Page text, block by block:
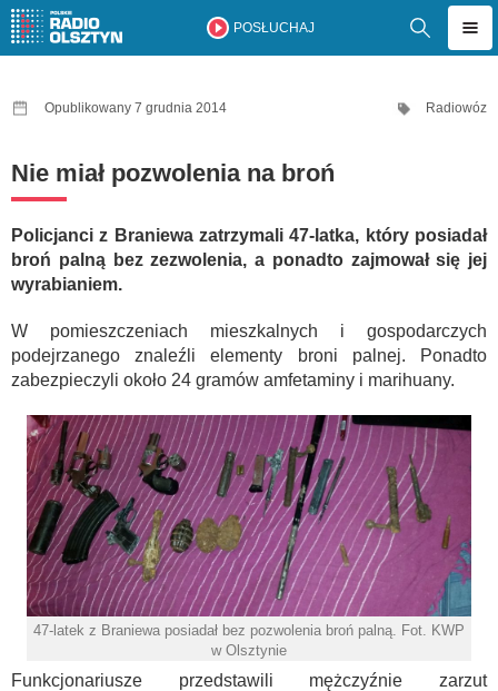
POSŁUCHAJ
Opublikowany 7 grudnia 2014 Radiowóz
Nie miał pozwolenia na broń
Policjanci z Braniewa zatrzymali 47-latka, który posiadał
broń palną bez zezwolenia, a ponadto zajmował się jej
wyrabianiem.
W pomieszczeniach mieszkalnych i gospodarczych
podejrzanego znaleźli elementy broni palnej. Ponadto
zabezpieczyli około 24 gramów amfetaminy i marihuany.
47-latek z Braniewa posiadał bez pozwolenia broń palną. Fot. KWP
w Olsztynie
Funkcjonariusze przedstawili mężczyźnie zarzut